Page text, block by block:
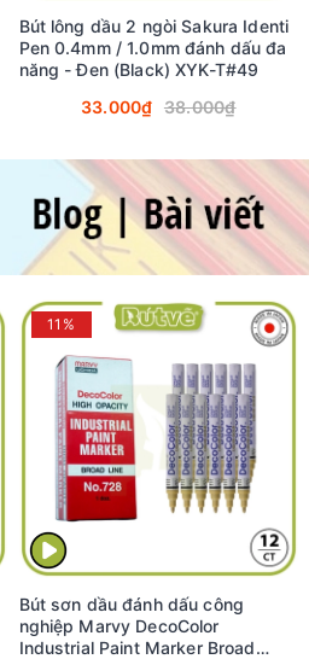
Bút lông dầu 2 ngòi Sakura Identi
Pen 0.4mm / 1.0mm đánh dấu đa
năng - Đen (Black) XYK-T#49
33.000₫ 38.000₫
11%
Bút sơn dầu đánh dấu công
nghiệp Marvy DecoColor
Industrial Paint Marker Broad